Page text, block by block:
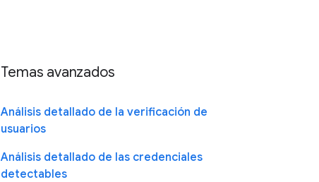
Temas avanzados
Análisis detallado de la verificación de
usuarios
Análisis detallado de las credenciales
detectables